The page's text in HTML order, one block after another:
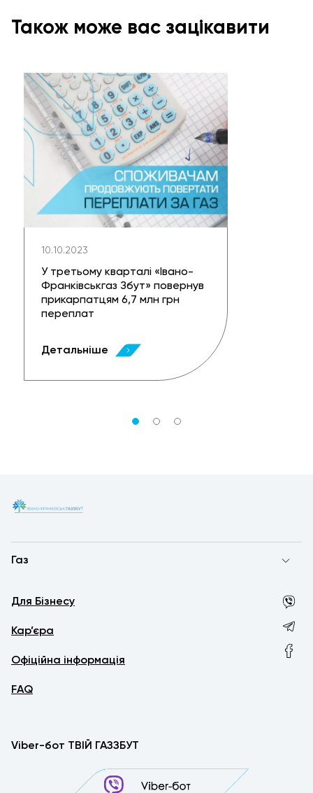
Також може вас зацікавити
10.10.2023
У третьому кварталі «Івано-
Франківськгаз Збут» повернув
прикарпатцям 6,7 млн грн
переплат
Детальніше
Газ
Для Бізнесу
Кар’єра
Офіційна інформація
FAQ
Viber-бот ТВІЙ ГАЗЗБУТ